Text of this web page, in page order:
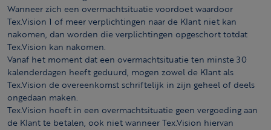
Wanneer zich een overmachtsituatie voordoet waardoor
Tex.Vision 1 of meer verplichtingen naar de Klant niet kan
nakomen, dan worden die verplichtingen opgeschort totdat
Tex.Vision kan nakomen.
Vanaf het moment dat een overmachtsituatie ten minste 30
kalenderdagen heeft geduurd, mogen zowel de Klant als
Tex.Vision de overeenkomst schriftelijk in zijn geheel of deels
ongedaan maken.
Tex.Vision hoeft in een overmachtsituatie geen vergoeding aan
de Klant te betalen, ook niet wanneer Tex.Vision hiervan